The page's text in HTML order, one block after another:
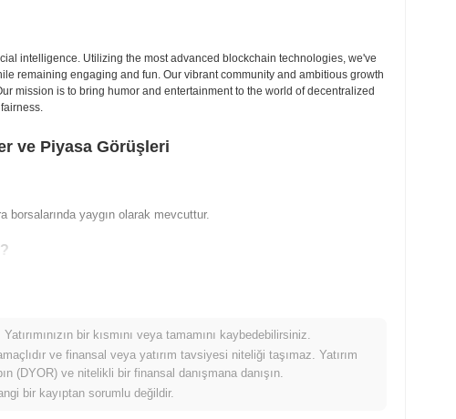
intelligence. Utilizing the most advanced blockchain technologies, we've
remaining engaging and fun. Our vibrant community and ambitious growth
mission is to bring humor and entertainment to the world of decentralized
ve Piyasa Görüşleri
borsalarında yaygın olarak mevcuttur.
bir kısmını veya tamamını kaybedebilirsiniz.
ve finansal veya yatırım tavsiyesi niteliği taşımaz. Yatırım
(DYOR) ve nitelikli bir finansal danışmana danışın.
bir kayıptan sorumlu değildir.